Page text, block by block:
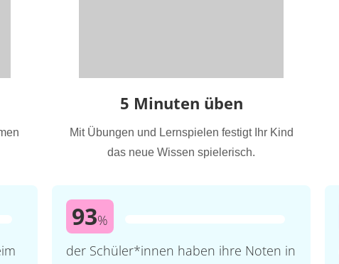
5 Minuten üben
Mit Übungen und Lernspielen festigt Ihr Kind
das neue Wissen spielerisch.
93%
der Schüler*innen haben ihre Noten in